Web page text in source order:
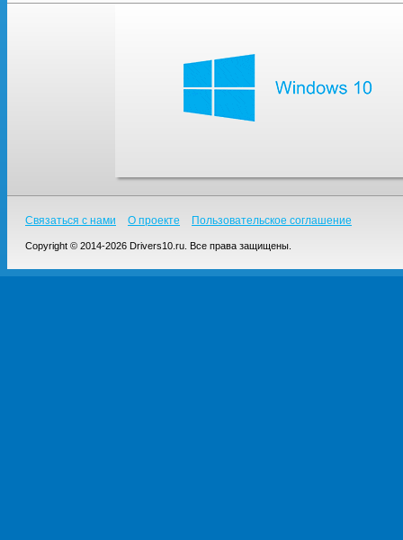
Связаться с нами О проекте Пользовательское соглашение
Copyright © 2014-2026 Drivers10.ru. Все права защищены.